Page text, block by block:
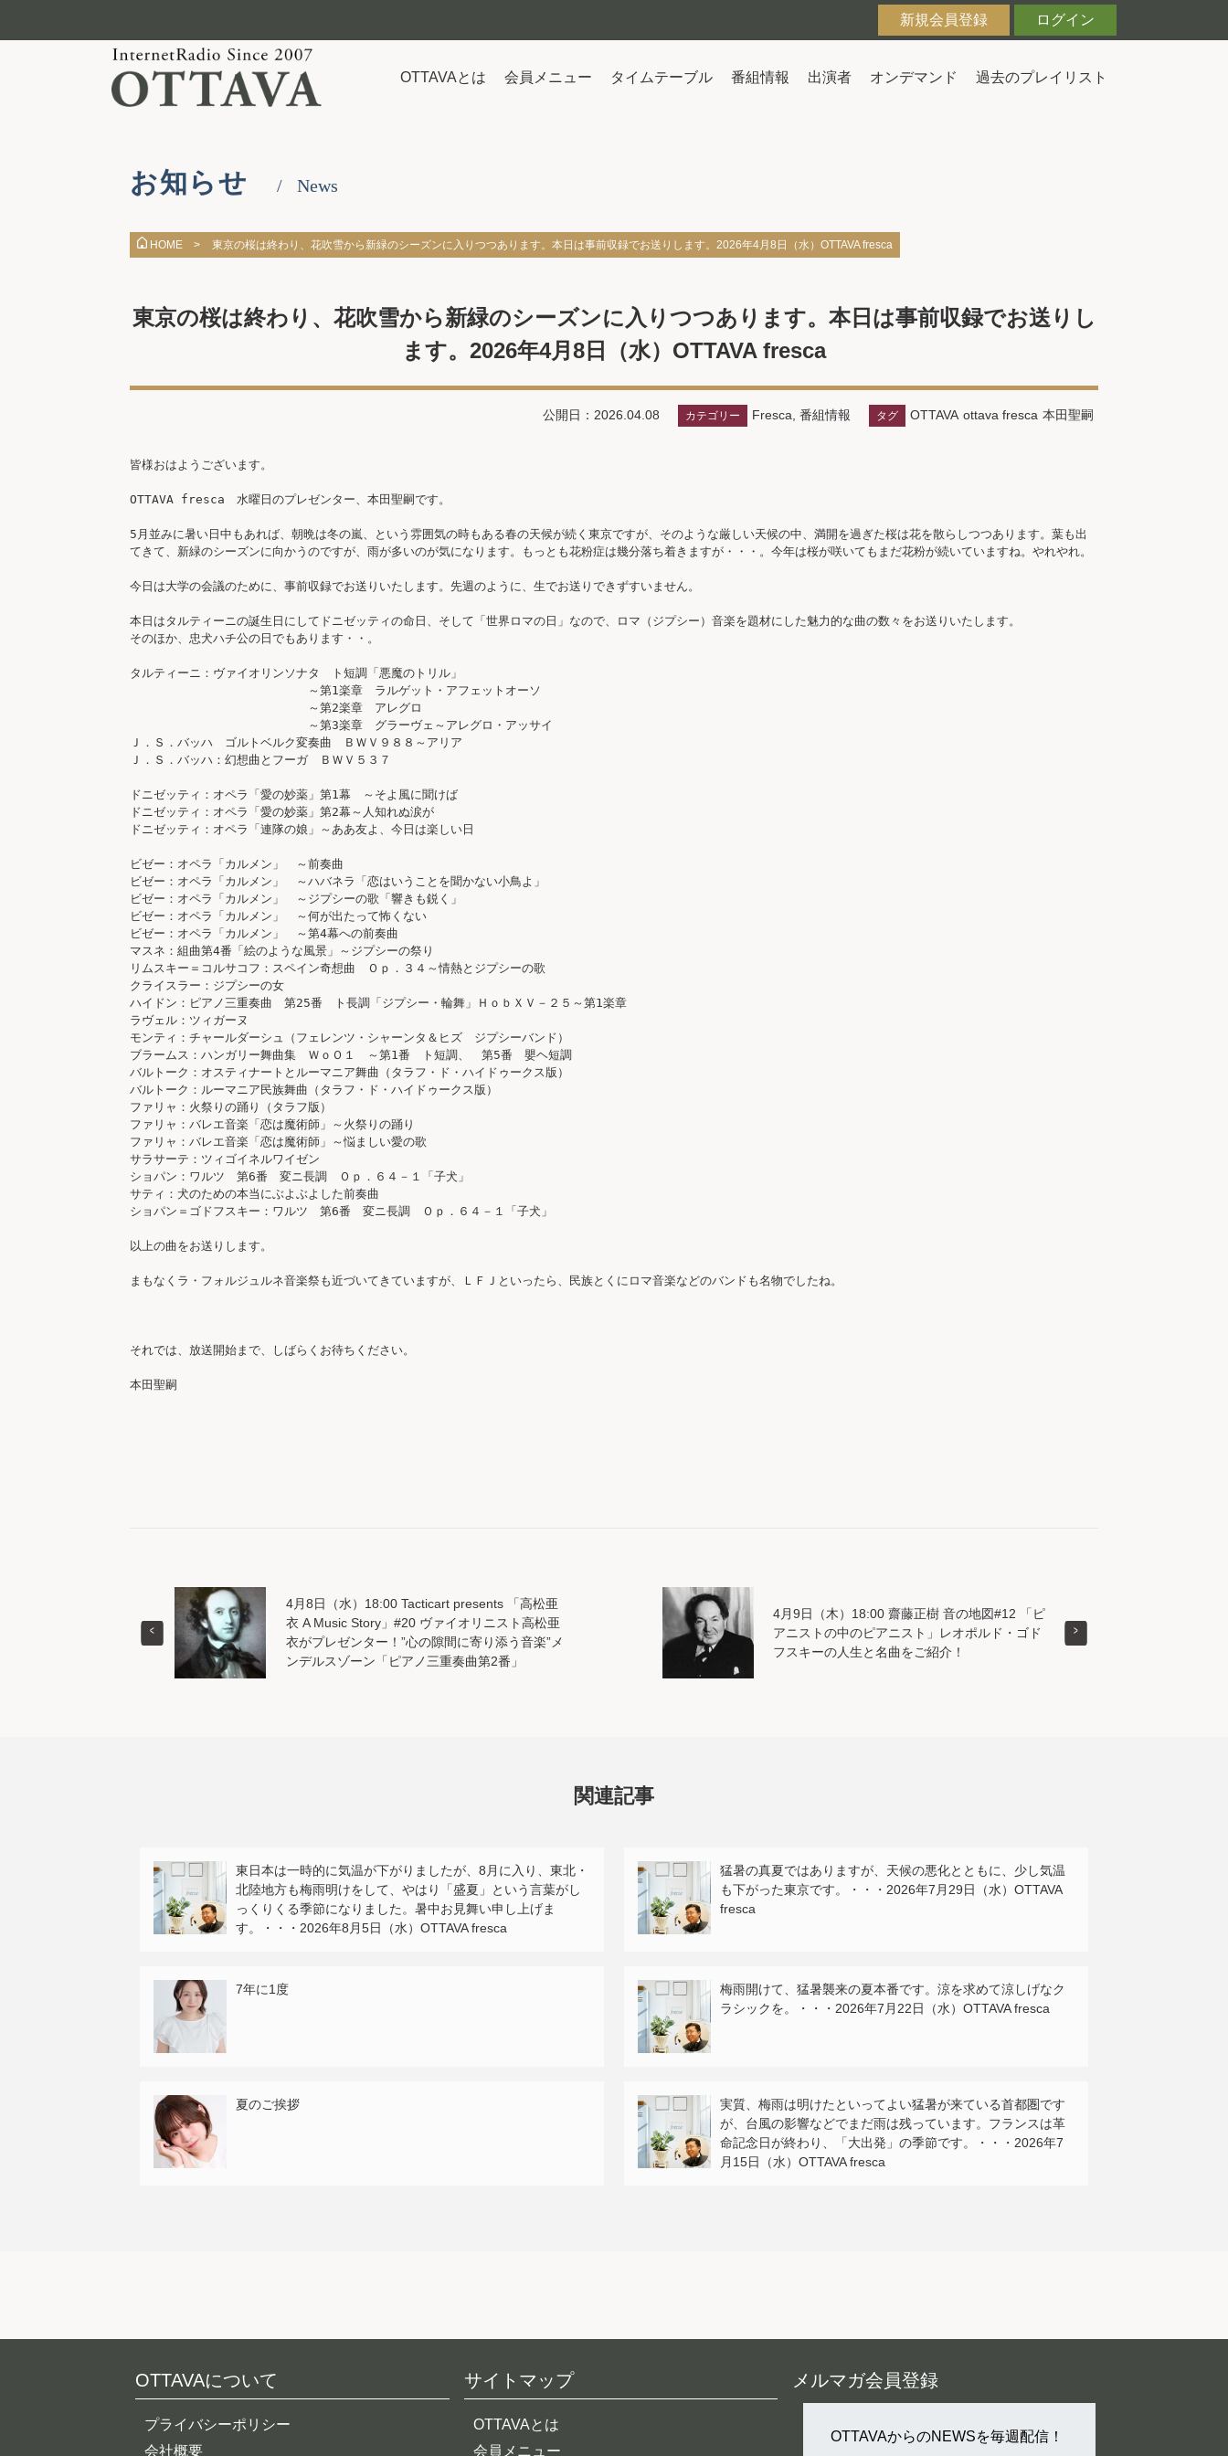
新規会員登録 ログイン
OTTAVAとは 会員メニュー タイムテーブル 番組情報 出演者 オンデマンド 過去のプレイリスト
お知らせ News
HOME > 東京の桜は終わり、花吹雪から新緑のシーズンに入りつつあります。本日は事前収録でお送りします。2026年4月8日（水）OTTAVA fresca
東京の桜は終わり、花吹雪から新緑のシーズンに入りつつあります。本日は事前収録でお送りし
ます。2026年4月8日（水）OTTAVA fresca
公開日：2026.04.08 カテゴリー Fresca 番組情報 タグ OTTAVA ottava fresca 本田聖嗣
皆様おはようございます。
OTTAVA fresca　水曜日のプレゼンター、本田聖嗣です。
5月並みに暑い日中もあれば、朝晩は冬の嵐、という雰囲気の時もある春の天候が続く東京ですが、そのような厳しい天候の中、満開を過ぎた桜は花を散らしつつあります。葉も出
てきて、新緑のシーズンに向かうのですが、雨が多いのが気になります。もっとも花粉症は幾分落ち着きますが・・・。今年は桜が咲いてもまだ花粉が続いていますね。やれやれ。
今日は大学の会議のために、事前収録でお送りいたします。先週のように、生でお送りできずすいません。
本日はタルティーニの誕生日にしてドニゼッティの命日、そして「世界ロマの日」なので、ロマ（ジプシー）音楽を題材にした魅力的な曲の数々をお送りいたします。
そのほか、忠犬ハチ公の日でもあります・・。
タルティーニ：ヴァイオリンソナタ　ト短調「悪魔のトリル」
～第1楽章　ラルゲット・アフェットオーソ
～第2楽章　アレグロ
～第3楽章　グラーヴェ～アレグロ・アッサイ
Ｊ．Ｓ．バッハ　ゴルトベルク変奏曲　ＢＷＶ９８８～アリア
Ｊ．Ｓ．バッハ：幻想曲とフーガ　ＢＷＶ５３７
ドニゼッティ：オペラ「愛の妙薬」第1幕　～そよ風に聞けば
ドニゼッティ：オペラ「愛の妙薬」第2幕～人知れぬ涙が
ドニゼッティ：オペラ「連隊の娘」～ああ友よ、今日は楽しい日
ビゼー：オペラ「カルメン」　～前奏曲
ビゼー：オペラ「カルメン」　～ハバネラ「恋はいうことを聞かない小鳥よ」
ビゼー：オペラ「カルメン」　～ジプシーの歌「響きも鋭く」
ビゼー：オペラ「カルメン」　～何が出たって怖くない
ビゼー：オペラ「カルメン」　～第4幕への前奏曲
マスネ：組曲第4番「絵のような風景」～ジプシーの祭り
リムスキー＝コルサコフ：スペイン奇想曲　Ｏｐ．３４～情熱とジプシーの歌
クライスラー：ジプシーの女
ハイドン：ピアノ三重奏曲　第25番　ト長調「ジプシー・輪舞」ＨｏｂＸＶ－２５～第1楽章
ラヴェル：ツィガーヌ
モンティ：チャールダーシュ（フェレンツ・シャーンタ＆ヒズ　ジプシーバンド）
ブラームス：ハンガリー舞曲集　ＷｏＯ１　～第1番　ト短調、　第5番　嬰ヘ短調
バルトーク：オスティナートとルーマニア舞曲（タラフ・ド・ハイドゥークス版）
バルトーク：ルーマニア民族舞曲（タラフ・ド・ハイドゥークス版）
ファリャ：火祭りの踊り（タラフ版）
ファリャ：バレエ音楽「恋は魔術師」～火祭りの踊り
ファリャ：バレエ音楽「恋は魔術師」～悩ましい愛の歌
サラサーテ：ツィゴイネルワイゼン
ショパン：ワルツ　第6番　変ニ長調　Ｏｐ．６４－１「子犬」
サティ：犬のための本当にぶよぶよした前奏曲
ショパン＝ゴドフスキー：ワルツ　第6番　変ニ長調　Ｏｐ．６４－１「子犬」
以上の曲をお送りします。
まもなくラ・フォルジュルネ音楽祭も近づいてきていますが、ＬＦＪといったら、民族とくにロマ音楽などのバンドも名物でしたね。
それでは、放送開始まで、しばらくお待ちください。
本田聖嗣
4月8日（水）18:00 Tacticart presents 「高松亜
衣 A Music Story」#20 ヴァイオリニスト高松亜
衣がプレゼンター！”心の隙間に寄り添う音楽”メ
ンデルスゾーン「ピアノ三重奏曲第2番」
4月9日（木）18:00 齋藤正樹 音の地図#12 「ピ
アニストの中のピアニスト」レオポルド・ゴド
フスキーの人生と名曲をご紹介！
関連記事
東日本は一時的に気温が下がりましたが、8月に入り、東北・
北陸地方も梅雨明けをして、やはり「盛夏」という言葉がし
っくりくる季節になりました。暑中お見舞い申し上げま
す。・・・2026年8月5日（水）OTTAVA fresca
猛暑の真夏ではありますが、天候の悪化とともに、少し気温
も下がった東京です。・・・2026年7月29日（水）OTTAVA
fresca
7年に1度
梅雨開けて、猛暑襲来の夏本番です。涼を求めて涼しげなク
ラシックを。・・・2026年7月22日（水）OTTAVA fresca
夏のご挨拶
実質、梅雨は明けたといってよい猛暑が来ている首都圏です
が、台風の影響などでまだ雨は残っています。フランスは革
命記念日が終わり、「大出発」の季節です。・・・2026年7
月15日（水）OTTAVA fresca
OTTAVAについて
プライバシーポリシー
会社概要
サイトマップ
OTTAVAとは
会員メニュー
メルマガ会員登録
OTTAVAからのNEWSを毎週配信！